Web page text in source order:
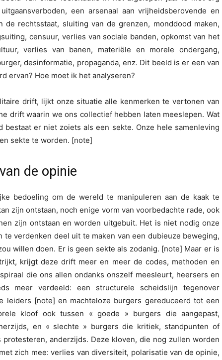
een arsenaal aan vrijheidsberovende en
de rechtsstaat, sluiting van de grenzen, monddood maken,
censuur, verlies van sociale banden, opkomst van het
verlies van banen, materiële en morele ondergang,
desinformatie, propaganda, enz. Dit beeld is er een van
ervan? Hoe moet ik het analyseren?
drift, lijkt onze situatie alle kenmerken te vertonen van
drift waarin we ons collectief hebben laten meeslepen. Wat
bestaat er niet zoiets als een sekte. Onze hele samenleving
sekte te worden. [note]
de opinie
bedoeling om de wereld te manipuleren aan de kaak te
zijn ontstaan, noch enige vorm van voorbedachte rade, ook
zijn ontstaan en worden uitgebuit. Het is niet nodig onze
verdenken deel uit te maken van een dubieuze beweging,
willen doen. Er is geen sekte als zodanig. [note] Maar er is
krijgt deze drift meer en meer de codes, methoden en
die ons allen ondanks onszelf meesleurt, heersers en
meer verdeeld: een structurele scheidslijn tegenover
leiders [note] en machteloze burgers gereduceerd tot een
kloof ook tussen « goede » burgers die aangepast,
en « slechte » burgers die kritiek, standpunten of
anderzijds. Deze kloven, die nog zullen worden
zich mee: verlies van diversiteit, polarisatie van de opinie,